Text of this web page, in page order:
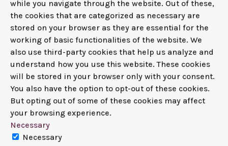
while you navigate through the website. Out of these,
the cookies that are categorized as necessary are
stored on your browser as they are essential for the
working of basic functionalities of the website. We
also use third-party cookies that help us analyze and
understand how you use this website. These cookies
will be stored in your browser only with your consent.
You also have the option to opt-out of these cookies.
But opting out of some of these cookies may affect
your browsing experience.
Necessary
Necessary